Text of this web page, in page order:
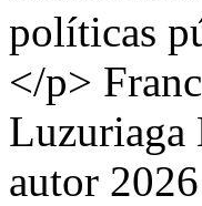
políticas
</p>
Luzuriaga
autor